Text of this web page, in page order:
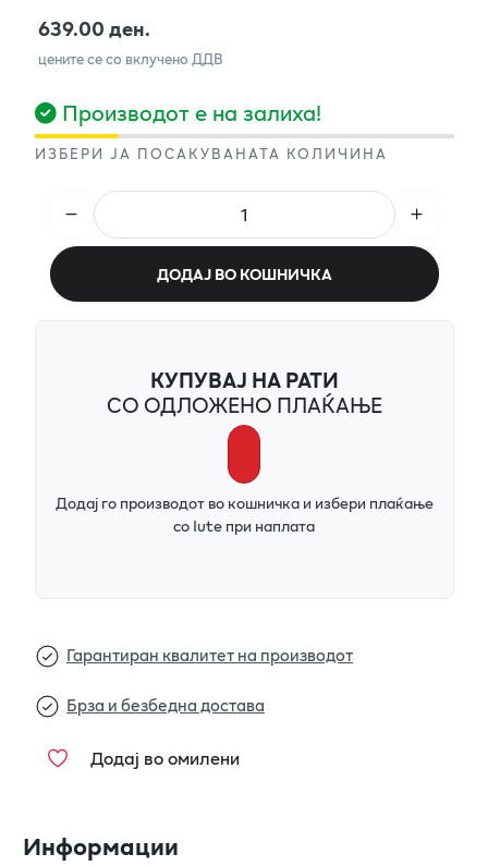
639.00 ден.
цените се со вклучено ДДВ
Производот е на залиха!
ИЗБЕРИ ЈА ПОСАКУВАНАТА КОЛИЧИНА
ДОДАЈ ВО КОШНИЧКА
КУПУВАЈ НА РАТИ
СО ОДЛОЖЕНО ПЛАЌАЊЕ
Додај го производот во кошничка и избери плаќање
со Iute при наплата
Гарантиран квалитет на производот
Брза и безбедна достава
Додај во омилени
Информации